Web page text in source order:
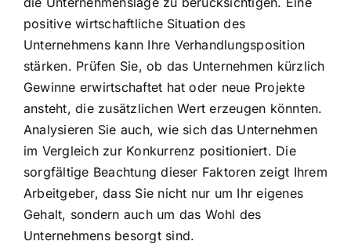
positive wirtschaftliche Situation des
Unternehmens kann Ihre Verhandlungsposition
stärken. Prüfen Sie, ob das Unternehmen kürzlich
Gewinne erwirtschaftet hat oder neue Projekte
ansteht, die zusätzlichen Wert erzeugen könnten.
Analysieren Sie auch, wie sich das Unternehmen
im Vergleich zur Konkurrenz positioniert. Die
sorgfältige Beachtung dieser Faktoren zeigt Ihrem
Arbeitgeber, dass Sie nicht nur um Ihr eigenes
Gehalt, sondern auch um das Wohl des
Unternehmens besorgt sind.